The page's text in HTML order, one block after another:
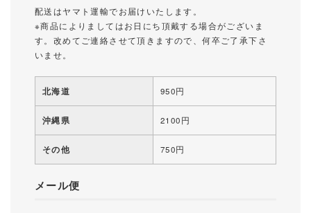
配送はヤマト運輸でお届けいたします。
※商品によりましてはお日にち頂戴する場合がございま
す。改めてご連絡させて頂きますので、何卒ご了承下さ
いませ。
北海道 950円
沖縄県 2100円
その他 750円
メール便